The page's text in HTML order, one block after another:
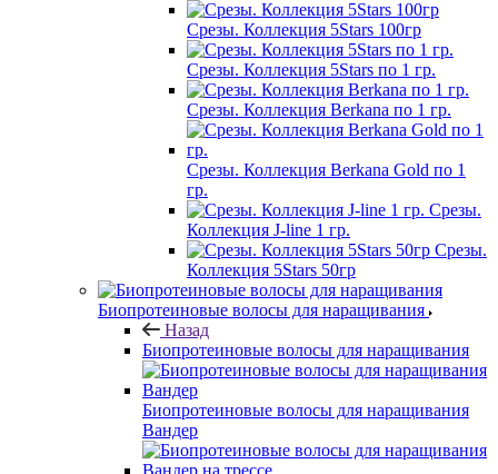
Срезы. Коллекция 5Stars 100гр
Срезы. Коллекция 5Stars по 1 гр.
Срезы. Коллекция Berkana по 1 гр.
Срезы. Коллекция Berkana Gold по 1
гр.
Срезы.
Коллекция J-line 1 гр.
Срезы.
Коллекция 5Stars 50гр
Биопротеиновые волосы для наращивания
Назад
Биопротеиновые волосы для наращивания
Биопротеиновые волосы для наращивания
Вандер